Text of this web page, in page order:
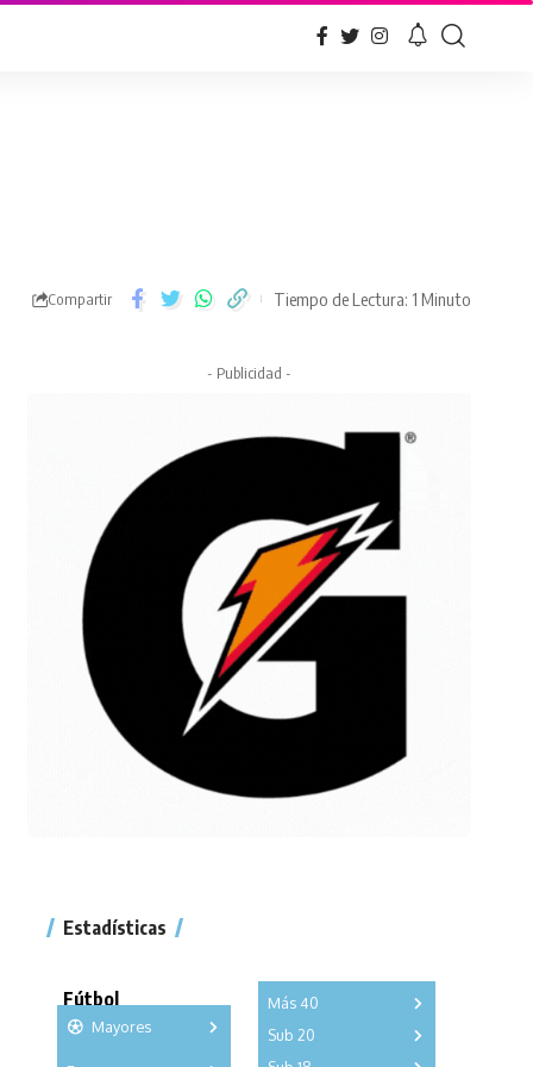
Compartir Tiempo de Lectura: 1 Minuto
- Publicidad -
Estadísticas
Fútbol
Mayores
Más 40
Sub 20